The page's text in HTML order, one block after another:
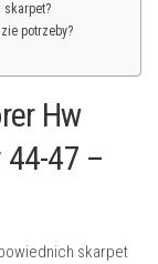
skarpet?
potrzeby?
Hw
47 –
skarpet